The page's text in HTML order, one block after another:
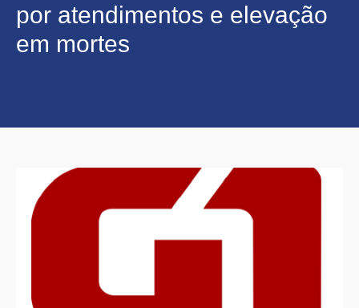
por atendimentos e elevação
em mortes